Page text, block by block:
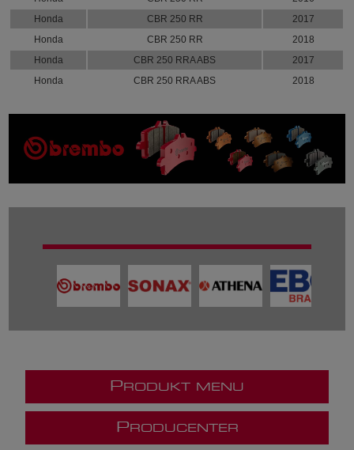
Honda
CBR 250 RR
2017
Honda
CBR 250 RR
2018
Honda
CBR 250 RRA ABS
2017
Honda
CBR 250 RRA ABS 2018
P RODUKT MENU
P RODUCENTER